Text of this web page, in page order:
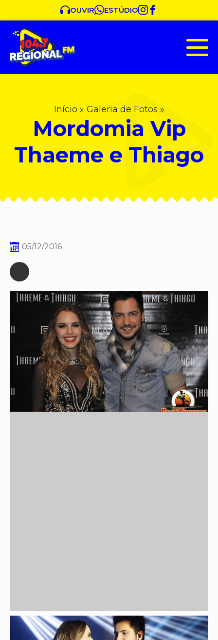
OUVIR ESTÚDIO
Início » Galeria de Fotos »
Mordomia Vip
Thaeme e Thiago
05/12/2016